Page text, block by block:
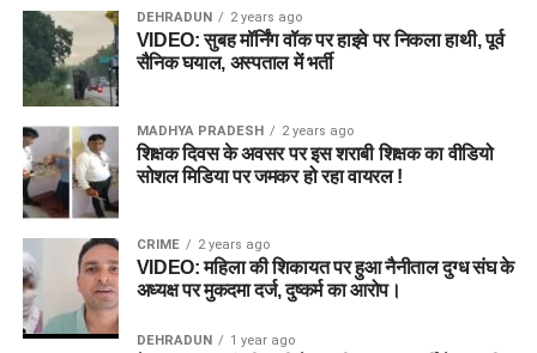
उत्तर:हां, मैच के दूसरे हाफ में स्पिनरों को टर्न मिलता है, हालांकि तेज
गेंदबाजों को नई गेंद से शुरुआती ओवरों में मदद मिलती है।
निष्कर्ष (Conclusion)
MI London Women और Trent Rockets Women दोनों ही स्टार
खिलाड़ियों से सजी टीमें हैं। जहां MI London को घरेलू परिस्थितियों का
फायदा मिलेगा, वहीं Trent Rockets अपने मजबूत ऑलराउंड डिपार्टमेंट
पर भरोसा करेगी। फैंटेसी क्रिकेटमें सफलता के लिए हमारे द्वारा बताए गए
आंकड़ों, टॉस अपडेट और पिच स्थिति के आधार पर अपनी फाइनल
Dream11टीम बनाएं।
Ryan Rickelton
Usman Tariq
Top Fantasy Picks
Mitchell Marsh
Ryan Rickelton
Wicketkeeper
Joe Clarke
DEHRADUN 2 years ago
VIDEO: सुबह मॉर्निंग वॉक पर हाइवे पर निकला हाथी, पूर्व
सैनिक घयाल, अस्पताल में भर्ती
MADHYA PRADESH 2 years ago
शिक्षक दिवस के अवसर पर इस शराबी शिक्षक का वीडियो
सोशल मिडिया पर जमकर हो रहा वायरल !
CRIME 2 years ago
VIDEO: महिला की शिकायत पर हुआ नैनीताल दुग्ध संघ के
अध्यक्ष पर मुकदमा दर्ज, दुष्कर्म का आरोप।
DEHRADUN 1 year ago